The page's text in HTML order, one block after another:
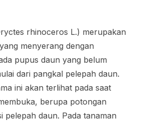
rhinoceros L.) merupakan
menyerang dengan
pupus daun yang belum
dari pangkal pelepah daun.
ini akan terlihat pada saat
berupa potongan
pelepah daun. Pada tanaman